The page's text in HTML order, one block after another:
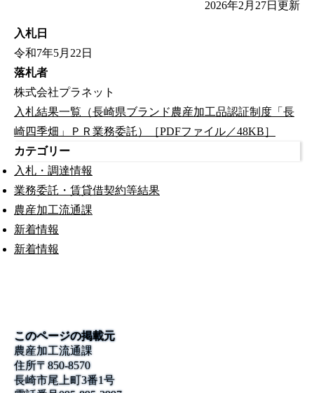
2026年2月27日 更新
入札日
令和7年5月22日
落札者
株式会社プラネット
入札結果一覧（長崎県ブランド農産加工品認証制度「長
崎四季畑」ＰＲ業務委託）［PDFファイル／48KB］
カテゴリー
入札・調達情報
業務委託・賃貸借契約等結果
農産加工流通課
新着情報
新着情報
このページの掲載元
農産加工流通課
住所〒850-8570
長崎市尾上町3番1号